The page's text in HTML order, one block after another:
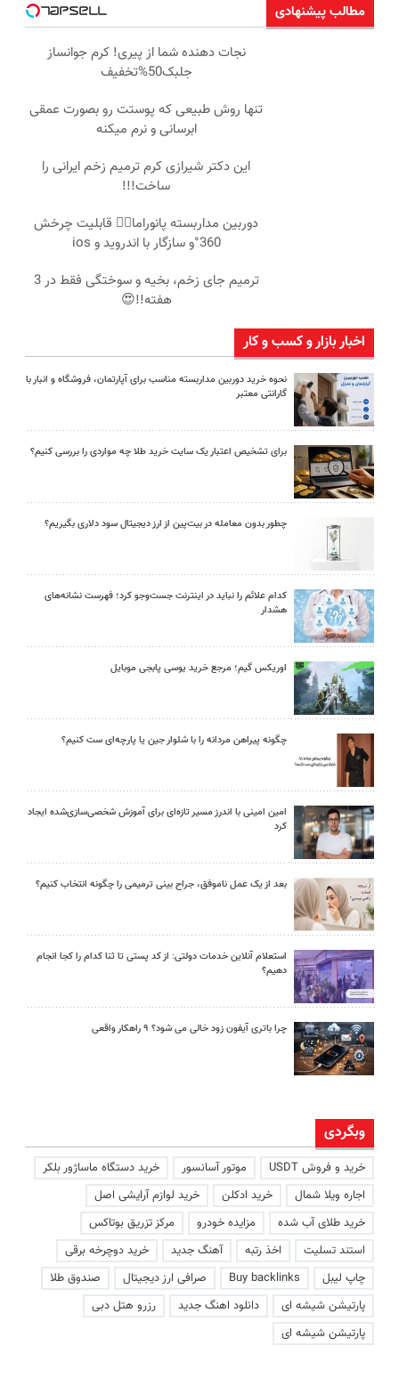
مطالب پیشنهادی
نجات دهنده شما از پیری! کرم جوانساز
جلبک50%تخفیف
تنها روش طبیعی که پوستت رو بصورت عمقی
ابرسانی و نرم میکنه
این دکتر شیرازی کرم ترمیم زخم ایرانی را
ساخت!!!
دوربین مداربسته پانوراما👈🏻 قابلیت چرخش
360°و سازگار با اندروید و ios
ترمیم جای زخم، بخیه و سوختگی فقط در 3
هفته!!😍
اخبار بازار و کسب و کار
نحوه خرید دوربین مداربسته مناسب برای آپارتمان، فروشگاه و انبار با
گارانتی معتبر
برای تشخیص اعتبار یک سایت خرید طلا چه مواردی را بررسی کنیم؟
چطور بدون معامله در بیت‌پین از ارز دیجیتال سود دلاری بگیریم؟
کدام علائم را نباید در اینترنت جست‌وجو کرد؛ فهرست نشانه‌های
هشدار
اوریکس گیم؛ مرجع خرید یوسی پابجی موبایل
چگونه پیراهن مردانه را با شلوار جین یا پارچه‌ای ست کنیم؟
امین امینی با اندرز مسیر تازه‌ای برای آموزش شخصی‌سازی‌شده ایجاد
کرد
بعد از یک عمل ناموفق، جراح بینی ترمیمی را چگونه انتخاب کنیم؟
استعلام آنلاین خدمات دولتی: از کد پستی تا ثنا کدام را کجا انجام
دهیم؟
چرا باتری آیفون زود خالی می شود؟ ۹ راهکار واقعی
وبگردی
خرید و فروش USDT موتور آسانسور
خرید دستگاه ماساژور بلکر
اجاره ویلا شمال
خرید ادکلن
خرید لوازم آرایشی اصل
خرید طلای آب شده
مزایده خودرو
مرکز تزریق بوتاکس
استند تسلیت
اخذ رتبه آهنگ جدید
خرید دوچرخه برقی
چاپ لیبل
Buy backlinks صرافی ارز دیجیتال
صندوق طلا
پارتیشن شیشه ای
دانلود اهنگ جدید
رزرو هتل دبی
پارتیشن شیشه ای